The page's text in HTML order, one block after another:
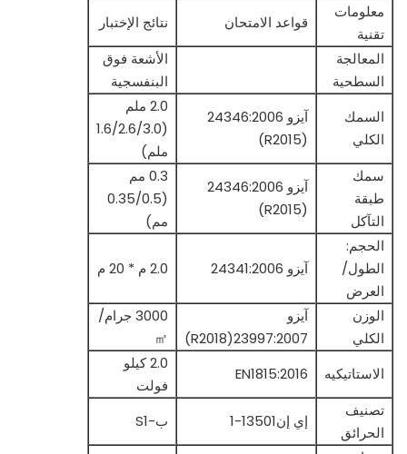
معلومات
تقنية
قواعد الامتحان
نتائج الإختبار
المعالجة
السطحية
الأشعة فوق
البنفسجية
السمك
الكلي
آيزو 24346:2006
(R2015)
2.0 ملم
(1.6/2.6/3.0
ملم)
سمك
طبقة
التآكل
آيزو 24346:2006
(R2015)
0.3 مم
(0.35/0.5
مم)
الحجم:
الطول/
العرض
آيزو 24341:2006 2.0 م * 20 م
الوزن
الكلي
آيزو
23997:2007(R2018)
3000 جرام/
㎡
الاستاتيكيه
EN1815:2016
2.0 كيلو
فولت
تصنيف
الحرائق
إي إن13501-1
ب-S1